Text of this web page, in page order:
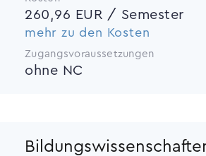
260,96 EUR / Semester
mehr zu den Kosten
Zugangsvoraussetzungen
ohne NC